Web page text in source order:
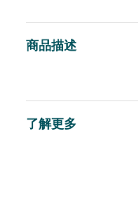
商品描述
了解更多